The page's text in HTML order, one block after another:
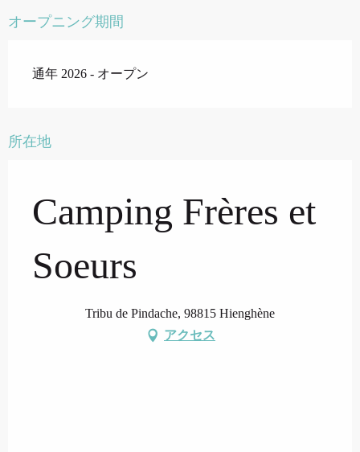
オープニング期間
通年 2026 - オープン
所在地
Camping Frères et
Soeurs
Tribu de Pindache, 98815 Hienghène
アクセス